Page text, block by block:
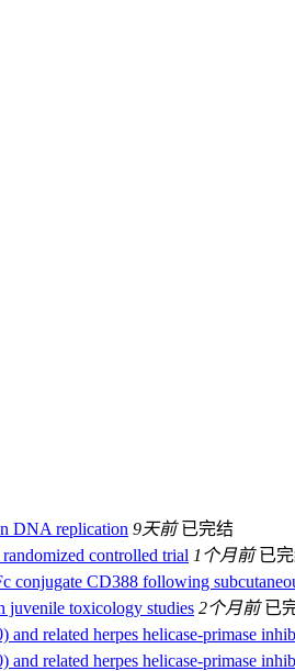
DNA replication 9天前 已完结
controlled trial 1个月前 已
conjugate CD388 following
juvenile toxicology studies 2个月前 已
related herpes helicase-primase
related herpes helicase-primase